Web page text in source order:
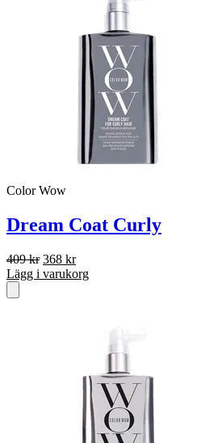
Color Wow
Dream Coat Curly
409kr Det
ursprungliga
368 krDet
nuvarande
Lägg i varukorg